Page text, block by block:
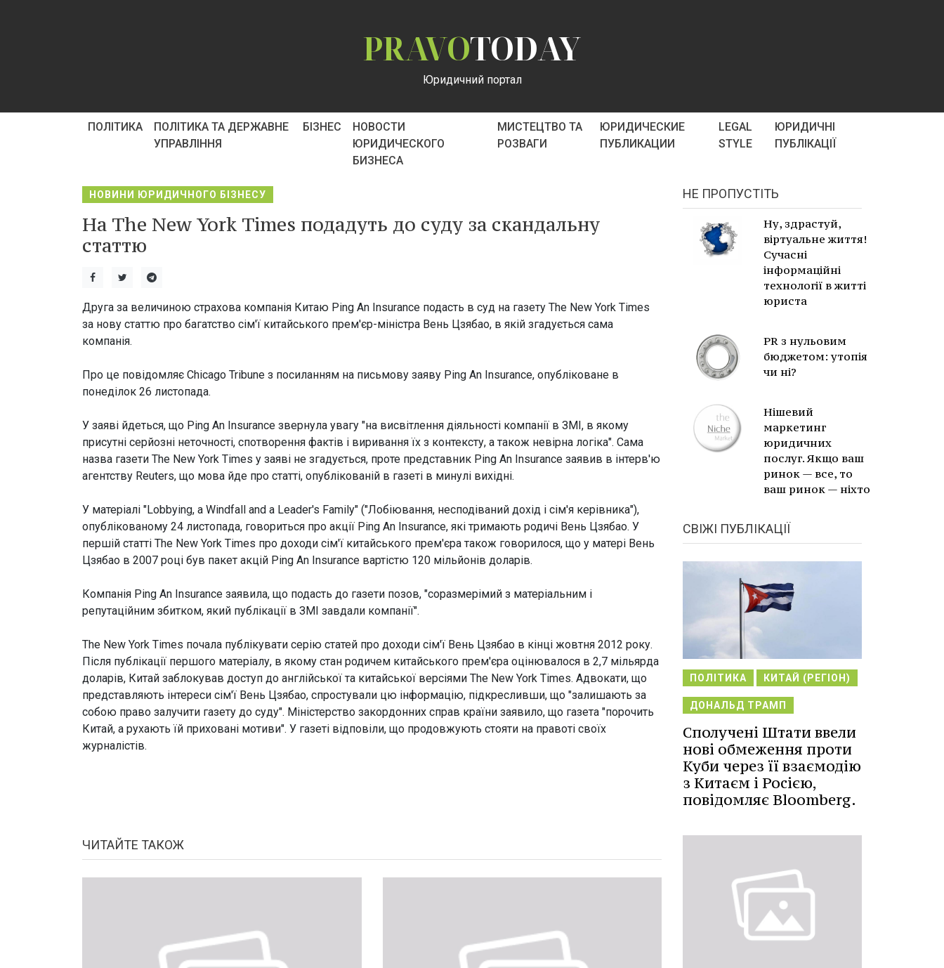
PRAVOTODAY
Юридичний портал
ПОЛІТИКА
ПОЛІТИКА ТА ДЕРЖАВНЕ
УПРАВЛІННЯ
БІЗНЕС
НОВОСТИ
ЮРИДИЧЕСКОГО
БИЗНЕСА
МИСТЕЦТВО ТА
РОЗВАГИ
ЮРИДИЧЕСКИЕ
ПУБЛИКАЦИИ
LEGAL
STYLE
ЮРИДИЧНІ
ПУБЛІКАЦІЇ
НОВИНИ ЮРИДИЧНОГО БІЗНЕСУ
На The New York Times подадуть до суду за скандальну
статтю
Друга за величиною страхова компанія Китаю Ping An Insurance подасть в суд на газету The New York Times
за нову статтю про багатство сім'ї китайського прем'єр-міністра Вень Цзябао, в якій згадується сама
компанія.
Про це повідомляє Chicago Tribune з посиланням на письмову заяву Ping An Insurance, опубліковане в
понеділок 26 листопада.
У заяві йдеться, що Ping An Insurance звернула увагу "на висвітлення діяльності компанії в ЗМІ, в якому
присутні серйозні неточності, спотворення фактів і виривання їх з контексту, а також невірна логіка". Сама
назва газети The New York Times у заяві не згадується, проте представник Ping An Insurance заявив в інтерв'ю
агентству Reuters, що мова йде про статті, опублікованій в газеті в минулі вихідні.
У матеріалі "Lobbying, a Windfall and a Leader's Family" ("Лобіювання, несподіваний дохід і сім'я керівника"),
опублікованому 24 листопада, говориться про акції Ping An Insurance, які тримають родичі Вень Цзябао. У
першій статті The New York Times про доходи сім'ї китайського прем'єра також говорилося, що у матері Вень
Цзябао в 2007 році був пакет акцій Ping An Insurance вартістю 120 мільйонів доларів.
Компанія Ping An Insurance заявила, що подасть до газети позов, "соразмерімий з матеріальним і
репутаційним збитком, який публікації в ЗМІ завдали компанії".
The New York Times почала публікувати серію статей про доходи сім'ї Вень Цзябао в кінці жовтня 2012 року.
Після публікації першого матеріалу, в якому стан родичем китайського прем'єра оцінювалося в 2,7 мільярда
доларів, Китай заблокував доступ до англійської та китайської версіями The New York Times. Адвокати, що
представляють інтереси сім'ї Вень Цзябао, спростували цю інформацію, підкресливши, що "залишають за
собою право залучити газету до суду". Міністерство закордонних справ країни заявило, що газета "порочить
Китай, а рухають їй приховані мотиви". У газеті відповіли, що продовжують стояти на правоті своїх
журналістів.
ЧИТАЙТЕ ТАКОЖ
НЕ ПРОПУСТІТЬ
Ну, здрастуй,
віртуальне життя!
Сучасні
інформаційні
технології в житті
юриста
PR з нульовим
бюджетом: утопія
чи ні?
Нішевий
маркетинг
юридичних
послуг. Якщо ваш
ринок — все, то
ваш ринок — ніхто
СВІЖІ ПУБЛІКАЦІЇ
ПОЛІТИКА КИТАЙ (РЕГІОН)
ДОНАЛЬД ТРАМП
Сполучені Штати ввели
нові обмеження проти
Куби через її взаємодію
з Китаєм і Росією,
повідомляє Bloomberg.